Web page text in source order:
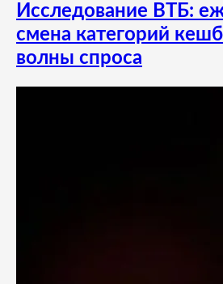
Исследование ВТБ:
смена категорий
волны спроса